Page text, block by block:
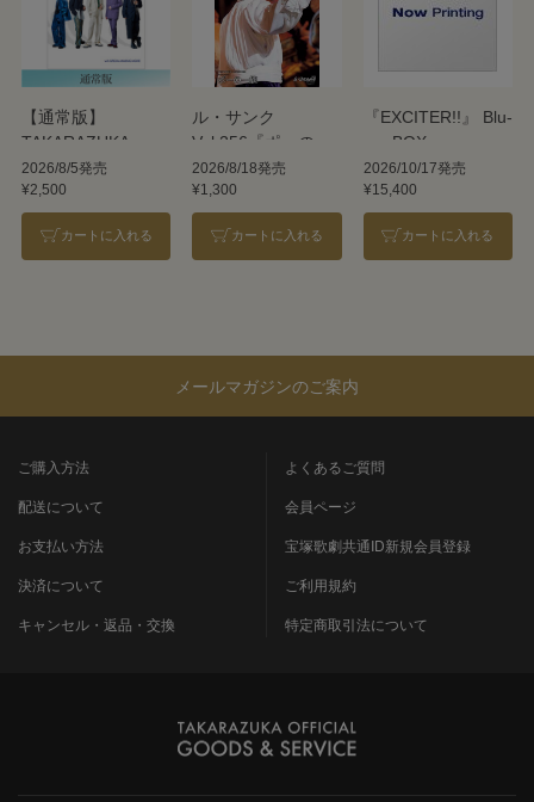
【通常版】
TAKARAZUKA
REVUE 2026
2026/8/5発売
¥2,500
カートに入れる
ル・サンク
Vol.256『ポーの一
族』＜雪組＞
2026/8/18発売
¥1,300
カートに入れる
『EXCITER!!』 Blu-
ray BOX
2026/10/17発売
¥15,400
カートに入れる
メールマガジンのご案内
ご購入方法
配送について
お支払い方法
決済について
キャンセル・返品・交換
よくあるご質問
会員ページ
宝塚歌劇共通ID新規会員登録
ご利用規約
特定商取引法について